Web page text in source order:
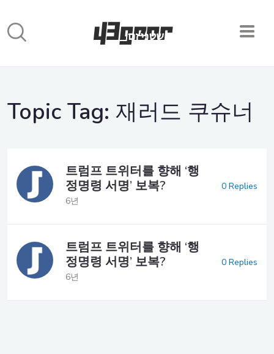
Topic Tag: 재러드 쿠슈너
트럼프 트위터를 향해 ‘행
정명령 서명’ 보복?
6년
0 Replies
트럼프 트위터를 향해 ‘행
정명령 서명’ 보복?
6년
0 Replies